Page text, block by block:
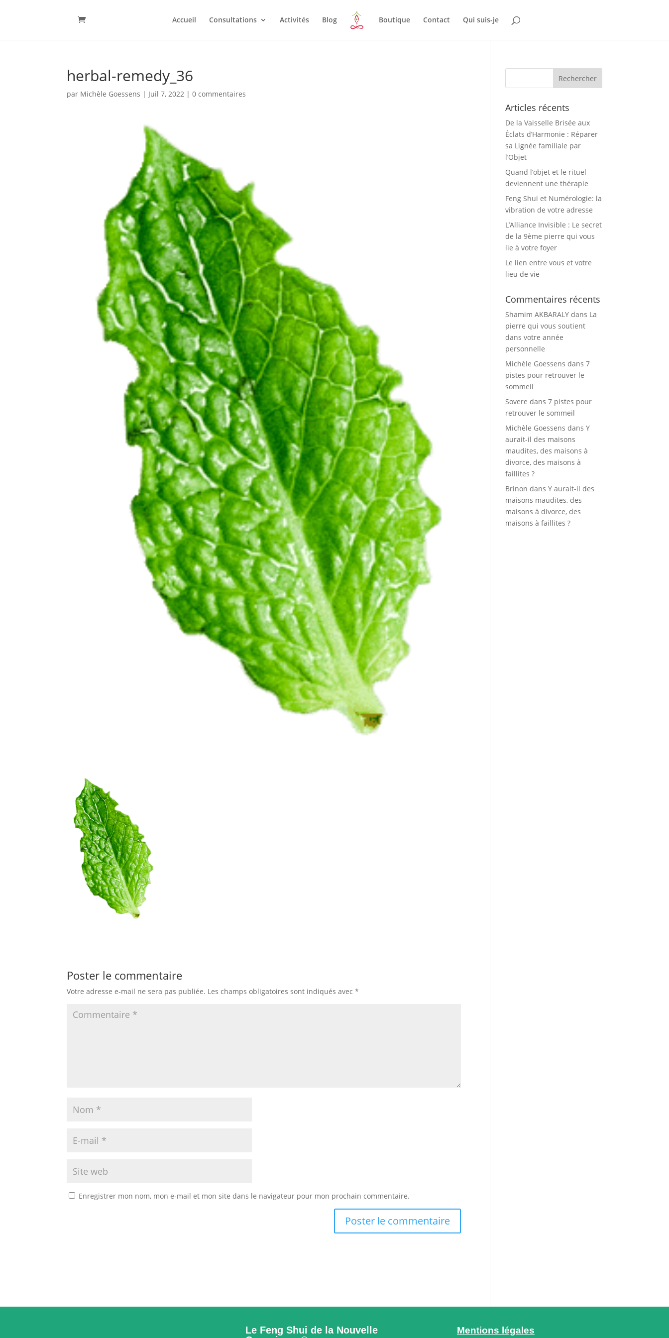
Accueil Consultations Activités Blog Boutique Contact Qui suis-je
herbal-remedy_36
par Michèle Goessens | Juil 7, 2022 |0 commentaires
Poster le commentaire
Votre adresse e-mail ne sera pas publiée. Les champs obligatoires sont indiqués avec*
Enregistrer mon nom, mon e-mail et mon site dans le navigateur pour mon prochain commentaire.
Articles récents
De la Vaisselle Brisée aux
Éclats d’Harmonie : Réparer
sa Lignée familiale par
l’Objet
Quand l’objet et le rituel
deviennent une thérapie
Feng Shui et Numérologie: la
vibration de votre adresse
L’Alliance Invisible : Le secret
de la 9ème pierre qui vous
lie à votre foyer
Le lien entre vous et votre
lieu de vie
Commentaires récents
Shamim AKBARALY dans La
pierre qui vous soutient
dans votre année
personnelle
Michèle Goessens dans7
pistes pour retrouver le
sommeil
Sovere dans7 pistes pour
retrouver le sommeil
Michèle Goessens dansY
aurait-il des maisons
maudites, des maisons à
divorce, des maisons à
faillites ?
Brinon dansY aurait-il des
maisons maudites, des
maisons à divorce, des
maisons à faillites ?
Le Feng Shui de la Nouvelle
Mentions légales